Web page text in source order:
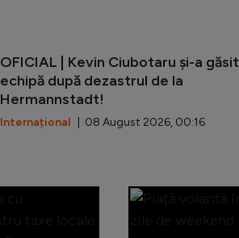
OFICIAL | Kevin Ciubotaru și-a găsit
echipă după dezastrul de la
Hermannstadt!
Internațional | 08 August 2026, 00:16